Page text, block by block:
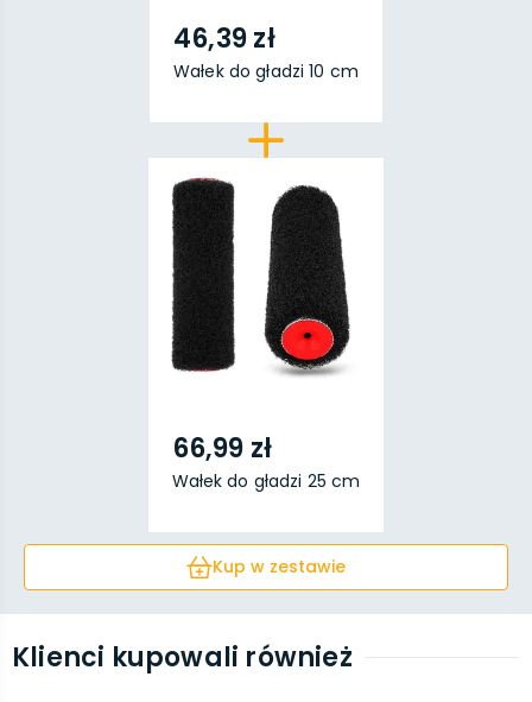
46,39 zł
Wałek do gładzi 10 cm
66,99 zł
Wałek do gładzi 25 cm
Kup w zestawie
Klienci kupowali również